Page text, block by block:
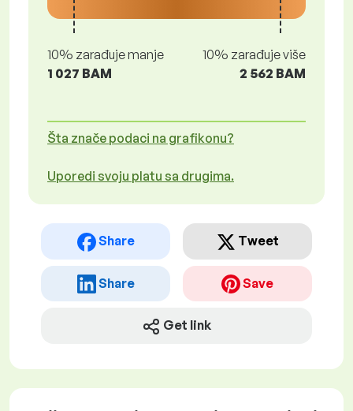
10% zarađuje manje
1 027 BAM
10% zarađuje više
2 562 BAM
Šta znače podaci na grafikonu?
Uporedi svoju platu sa drugima.
Share Tweet
Share Save
Get link